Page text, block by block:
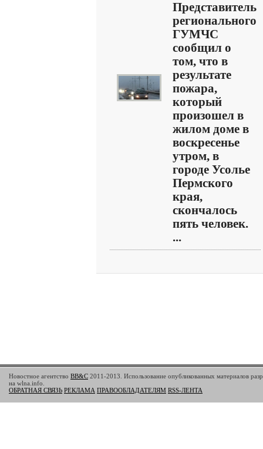
Представитель
регионального
ГУМЧС
сообщил о
том, что в
результате
пожара,
который
произошел в
жилом доме в
воскресенье
утром, в
городе Усолье
Пермского
края,
скончалось
пять человек.
...
Новостное агентство BB&C 2011-2013. Использование опубликованных материалов
на wlna.info.
ОБРАТНАЯ СВЯЗЬ РЕКЛАМА ПРАВООБЛАДАТЕЛЯМ RSS-ЛЕНТА